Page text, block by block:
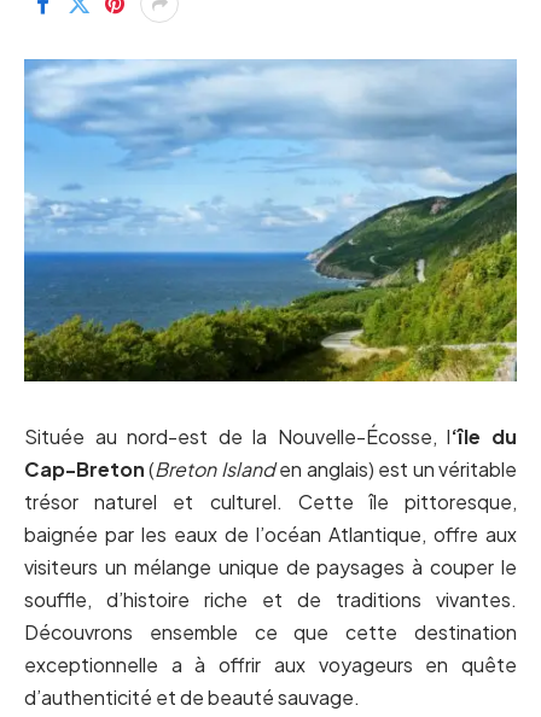
Située au nord-est de la Nouvelle-Écosse, l‘île du
Cap-Breton(Breton Islanden anglais) est un véritable
trésor naturel et culturel. Cette île pittoresque,
baignée par les eaux de l’océan Atlantique, offre aux
visiteurs un mélange unique de paysages à couper le
souffle, d’histoire riche et de traditions vivantes.
Découvrons ensemble ce que cette destination
exceptionnelle a à offrir aux voyageurs en quête
d’authenticité et de beauté sauvage.